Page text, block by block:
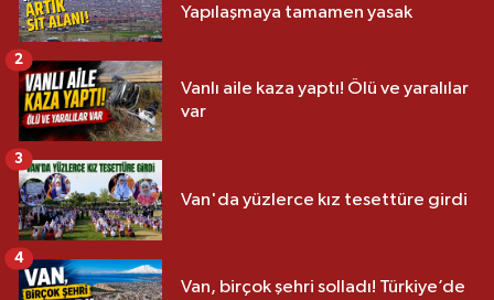
Yapılaşmaya tamamen yasak
Vanlı aile kaza yaptı! Ölü ve yaralılar
var
2
Van'da yüzlerce kız tesettüre girdi
3
Van, birçok şehri solladı! Türkiye’de
4